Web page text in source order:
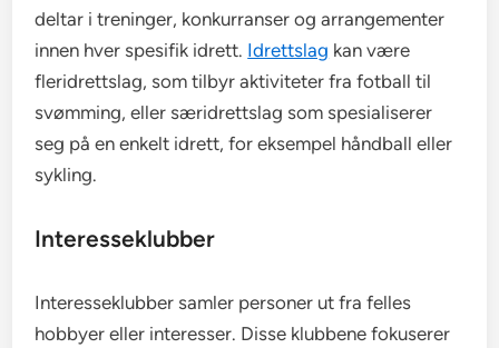
deltar i treninger, konkurranser og arrangementer
innen hver spesifik idrett. Idrettslag kan være
fleridrettslag, som tilbyr aktiviteter fra fotball til
svømming, eller særidrettslag som spesialiserer
seg på en enkelt idrett, for eksempel håndball eller
sykling.
Interesseklubber
Interesseklubber samler personer ut fra felles
hobbyer eller interesser. Disse klubbene fokuserer